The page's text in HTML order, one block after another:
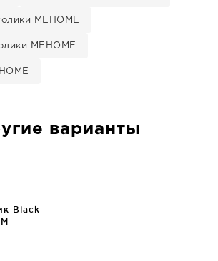
MEHOME
MEHOME
варианты
Black